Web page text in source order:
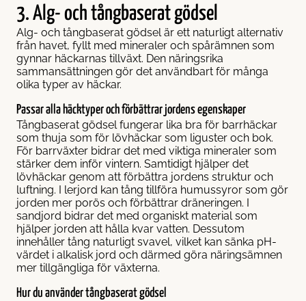
3. Alg- och tångbaserat gödsel
Alg- och tångbaserat gödsel är ett naturligt alternativ
från havet, fyllt med mineraler och spårämnen som
gynnar häckarnas tillväxt. Den näringsrika
sammansättningen gör det användbart för många
olika typer av häckar.
Passar alla häcktyper och förbättrar jordens egenskaper
Tångbaserat gödsel fungerar lika bra för barrhäckar
som thuja som för lövhäckar som liguster och bok.
För barrväxter bidrar det med viktiga mineraler som
stärker dem inför vintern. Samtidigt hjälper det
lövhäckar genom att förbättra jordens struktur och
luftning. I lerjord kan tång tillföra humussyror som gör
jorden mer porös och förbättrar dräneringen. I
sandjord bidrar det med organiskt material som
hjälper jorden att hålla kvar vatten. Dessutom
innehåller tång naturligt svavel, vilket kan sänka pH-
värdet i alkalisk jord och därmed göra näringsämnen
mer tillgängliga för växterna.
Hur du använder tångbaserat gödsel